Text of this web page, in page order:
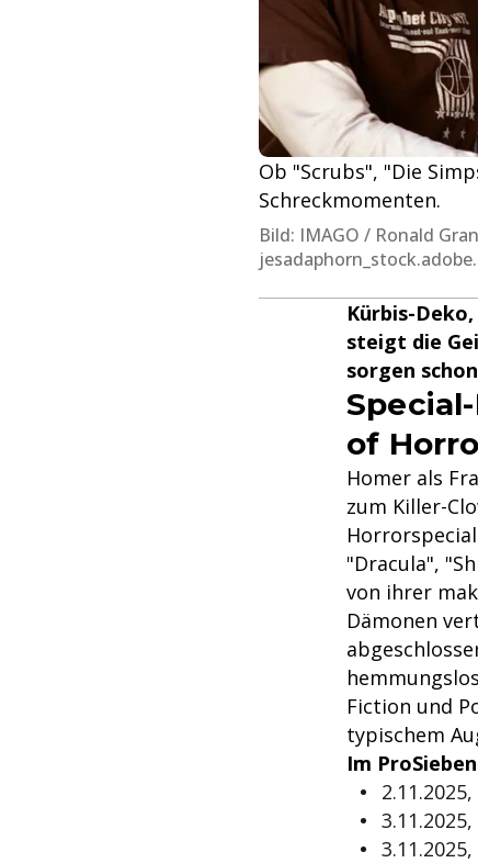
Ob "Scrubs", "Die
Schreckmomenten.
Bild: IMAGO / Ronald
Kürbis-
steigt die
sorgen
of
Homer als
zum Killer-
"Dracula",
von ihrer
Dämonen
Fiction und
typischem
Im